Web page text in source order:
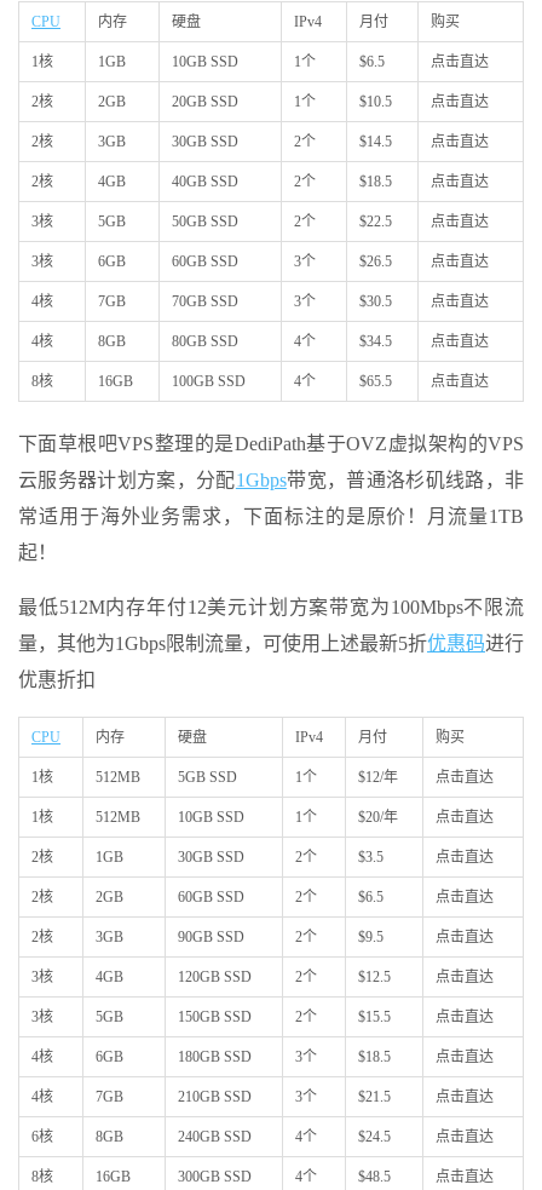
CPU 内存 硬盘 IPv4 月付 购买
1核 1GB 10GB SSD 1个 $6.5 点击直达
2核 2GB 20GB SSD 1个 $10.5 点击直达
2核 3GB 30GB SSD 2个 $14.5 点击直达
2核 4GB 40GB SSD 2个 $18.5 点击直达
3核 5GB 50GB SSD 2个 $22.5 点击直达
3核 6GB 60GB SSD 3个 $26.5 点击直达
4核 7GB 70GB SSD 3个 $30.5 点击直达
4核 8GB 80GB SSD 4个 $34.5 点击直达
8核 16GB 100GB SSD 4个 $65.5 点击直达
下面草根吧VPS整理的是DediPath基于OVZ虚拟架构的VPS
云服务器计划方案，分配1Gbps带宽，普通洛杉矶线路，非
常适用于海外业务需求，下面标注的是原价！月流量1TB
起！
最低512M内存年付12美元计划方案带宽为100Mbps不限流
量，其他为1Gbps限制流量，可使用上述最新5折优惠码进行
优惠折扣
CPU 内存 硬盘 IPv4 月付 购买
1核 512MB 5GB SSD 1个 $12/年 点击直达
1核 512MB 10GB SSD 1个 $20/年 点击直达
2核 1GB 30GB SSD 2个 $3.5 点击直达
2核 2GB 60GB SSD 2个 $6.5 点击直达
2核 3GB 90GB SSD 2个 $9.5 点击直达
3核 4GB 120GB SSD 2个 $12.5 点击直达
3核 5GB 150GB SSD 2个 $15.5 点击直达
4核 6GB 180GB SSD 3个 $18.5 点击直达
4核 7GB 210GB SSD 3个 $21.5 点击直达
6核 8GB 240GB SSD 4个 $24.5 点击直达
8核 16GB 300GB SSD 4个 $48.5 点击直达